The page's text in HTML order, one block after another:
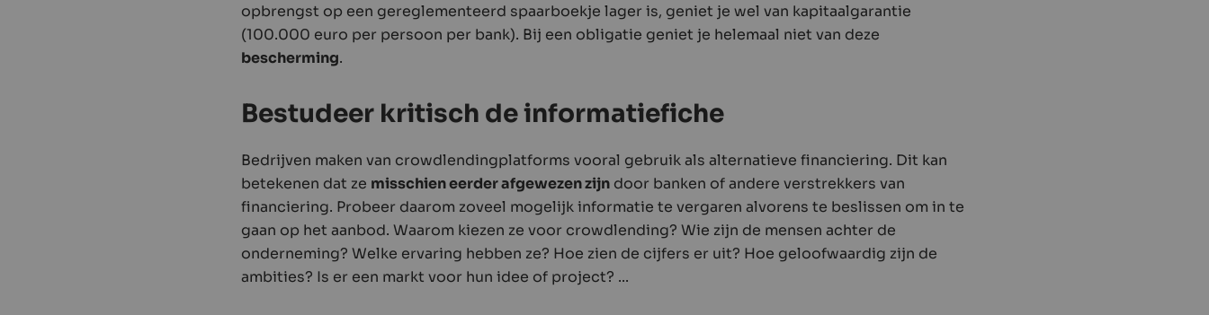
opbrengst op een gereglementeerd spaarboekje lager is, geniet je wel van kapitaalgarantie
(100.000 euro per persoon per bank). Bij een obligatie geniet je helemaal niet van deze
bescherming.
Bestudeer kritisch de informatiefiche
Bedrijven maken van crowdlendingplatforms vooral gebruik als alternatieve financiering. Dit kan
betekenen dat ze misschien eerder afgewezen zijn door banken of andere verstrekkers van
financiering. Probeer daarom zoveel mogelijk informatie te vergaren alvorens te beslissen om in te
gaan op het aanbod. Waarom kiezen ze voor crowdlending? Wie zijn de mensen achter de
onderneming? Welke ervaring hebben ze? Hoe zien de cijfers er uit? Hoe geloofwaardig zijn de
ambities? Is er een markt voor hun idee of project? ...